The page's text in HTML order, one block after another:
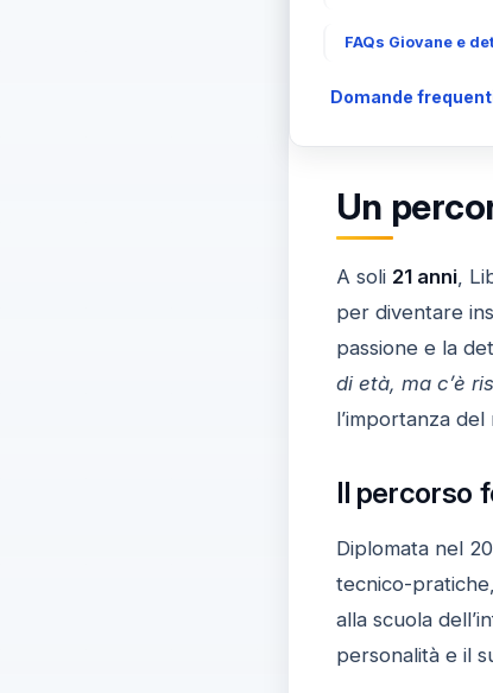
FAQs Giovane e
Domande
Un
A soli 21 anni,
per diventare
passione e la
di età, ma c’è
l’importanza
Il percorso
Diplomata nel
tecnico-
alla scuola
personalità e il